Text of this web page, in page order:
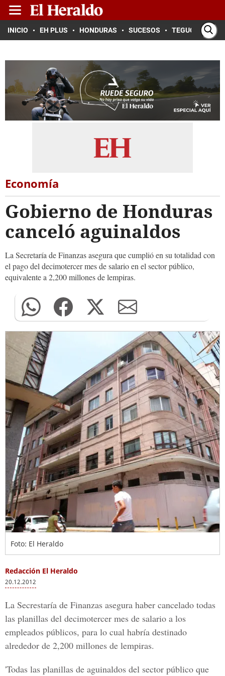
INICIO EH PLUS HONDURAS SUCESOS TEGUCIGALPA
Economía
Gobierno de Honduras
canceló aguinaldos
La Secretaría de Finanzas asegura que cumplió en su totalidad con
el pago del decimotercer mes de salario en el sector público,
equivalente a 2,200 millones de lempiras.
Foto: El Heraldo
Redacción El Heraldo
20.12.2012
La Secrestaría de Finanzas asegura haber cancelado todas
las planillas del decimotercer mes de salario a los
empleados públicos, para lo cual habría destinado
alrededor de 2,200 millones de lempiras.
'Todas las planillas de aguinaldos del sector público que